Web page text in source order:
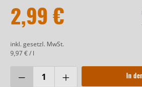
2,99 €
inkl. gesetzl. MwSt.
9,97 € / l
In